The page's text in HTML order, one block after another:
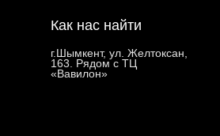
Как нас найти
г.Шымкент, ул. Желтоксан,
163. Рядом с ТЦ
«Вавилон»